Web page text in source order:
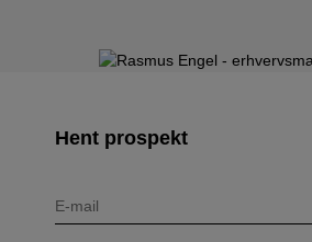
Hent prospekt